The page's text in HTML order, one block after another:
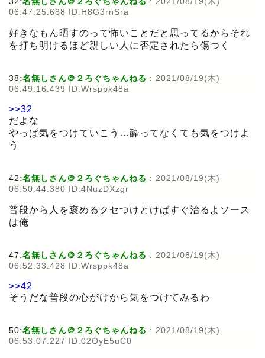
06:47:25.688 ID:H8G3rnSra
好きなもん晒すのって怖いことだと思ってるからそれ
を打ち明けるほど親しい人に否定されたら傷つく
38:名無しさん＠２ろぐちゃんねる : 2021/08/19(木)
06:49:16.439 ID:Wrsppk48a
>>32
だよな
やっぱ気をつけていこう…酔ってなくても気をつけよ
う
42:名無しさん＠２ろぐちゃんねる : 2021/08/19(木)
06:50:44.380 ID:4NuzDXzgr
普段から人を褒めるクセつけとけばすぐ治るよソース
は俺
47:名無しさん＠２ろぐちゃんねる : 2021/08/19(木)
06:52:33.428 ID:Wrsppk48a
>>42
そうだな普段の心がけから気をつけてみるわ
50:名無しさん＠２ろぐちゃんねる : 2021/08/19(木)
06:53:07.227 ID:02OyE5uC0